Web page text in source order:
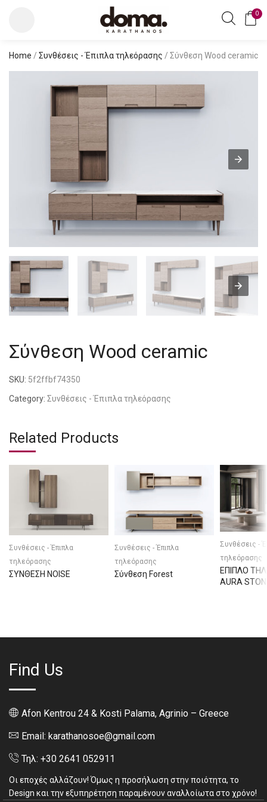
0
Home / Συνθέσεις - Έπιπλα τηλεόρασης / Σύνθεση Wood ceramic
Σύνθεση Wood ceramic
SKU: 5f2ffbf74350
Category: Συνθέσεις - Έπιπλα τηλεόρασης
Related Products
Συνθέσεις - Έπιπλα
τηλεόρασης
ΣΥΝΘΕΣΗ NOISE
Συνθέσεις - Έπιπλα
τηλεόρασης
Σύνθεση Forest
Συνθέσεις -
τηλεόρασης
ΕΠΙΠΛΟ
AURA
Find Us
Afon Kentrou 24 & Kosti Palama, Agrinio – Greece
Email: karathanosoe@gmail.com
Τηλ: +30 2641 052911
Οι εποχές αλλάζουν! Όμως η προσήλωση στην ποιότητα, το
Design και την εξυπηρέτηση παραμένουν αναλλοίωτα στο χρόνο!